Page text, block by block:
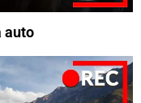
auto